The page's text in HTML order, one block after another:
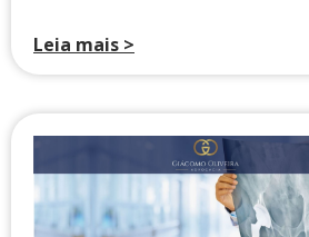
Leia mais >